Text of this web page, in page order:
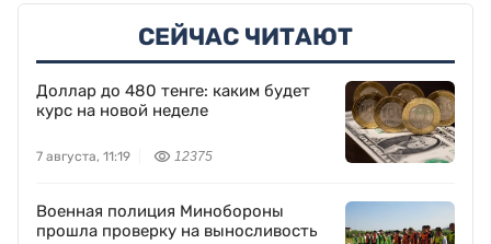
СЕЙЧАС ЧИТАЮТ
Доллар до 480 тенге: каким будет
курс на новой неделе
7 августа, 11:19 12375
Военная полиция Минобороны
прошла проверку на выносливость